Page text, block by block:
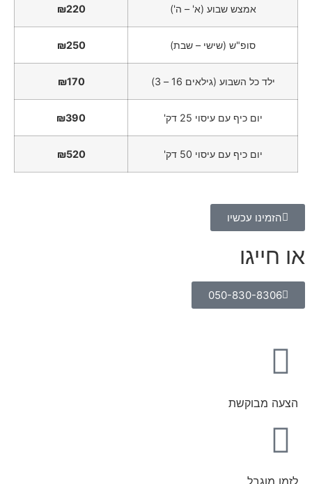
אמצש שבוע (א' – ה') ₪220
סופ"ש (שישי – שבת) ₪250
ילד כל השבוע (גילאים 16 – 3) ₪170
יום כיף עם עיסוי 25 דק' ₪390
יום כיף עם עיסוי 50 דק' ₪520
הזמינו עכשיו
או חייגו
050-830-8306
הצעה מבוקשת